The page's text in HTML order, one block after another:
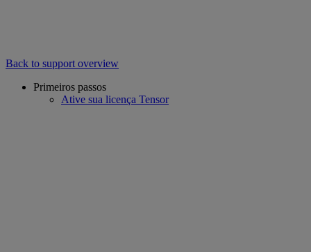
Back to support overview
Primeiros passos
Ative sua licença Tensor